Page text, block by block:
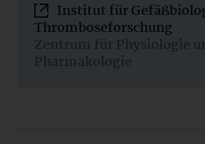
Institut für
Thromboseforschung
Zentrum für Physiologie
Pharmakologie